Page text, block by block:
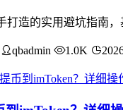
打造的实用避坑指南
qbadmin 1.0K